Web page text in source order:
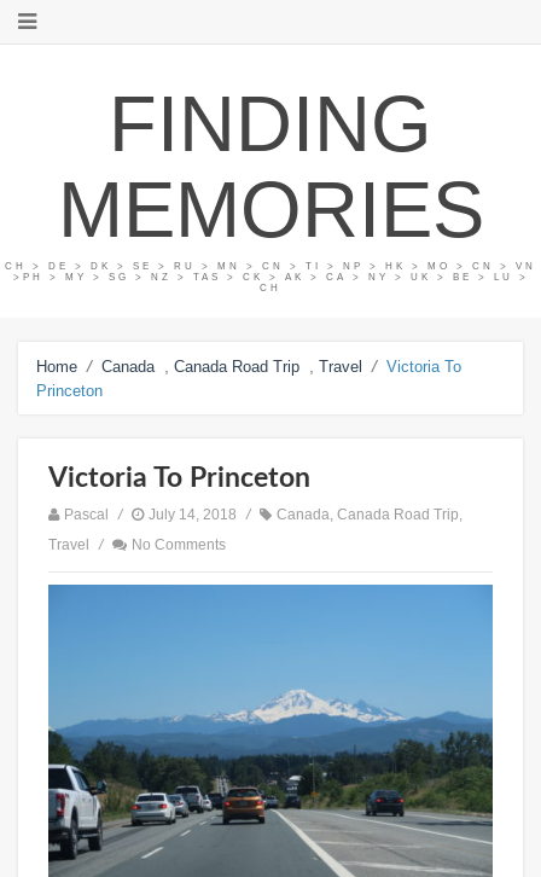
FINDING
MEMORIES
CH > DE > DK > SE > RU > MN > CN > TI > NP > HK > MO > CN > VN
>PH > MY > SG > NZ > TAS > CK > AK > CA > NY > UK > BE > LU >
CH
Home / Canada Canada Road Trip Travel / Victoria To
Princeton
Victoria To Princeton
Pascal / July 14, 2018 / Canada, Canada Road Trip,
Travel
/ No Comments